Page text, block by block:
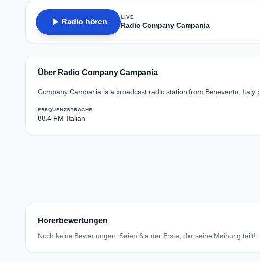
play_arrow Radio hören
LIVE
Radio Company Campania
Über Radio Company Campania
Company Campania is a broadcast radio station from Benevento, Italy
FREQUENZ
88.4 FM
SPRACHE
Italian
Hörerbewertungen
Noch keine Bewertungen. Seien Sie der Erste, der seine Meinung teilt!